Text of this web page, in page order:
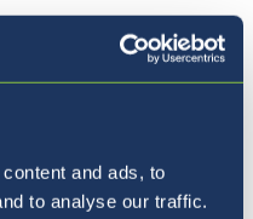
and ads, to
to analyse our traffic.
WhatsApp